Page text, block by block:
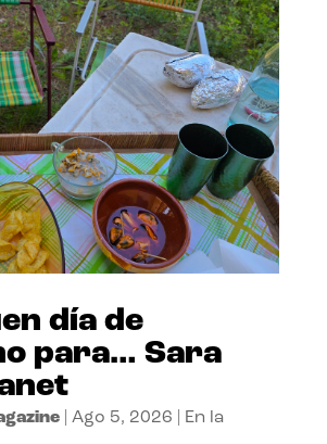
día de
para… Sara
| Ago 5, 2026
En la